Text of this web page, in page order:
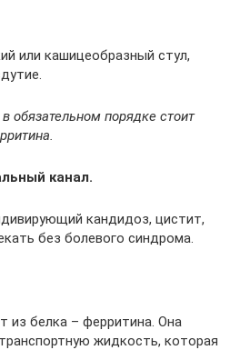
или кашицеобразный стул,
обязательном порядке стоит
канал.
кандидоз, цистит,
без болевого синдрома.
из белка – ферритина. Она
жидкость, которая